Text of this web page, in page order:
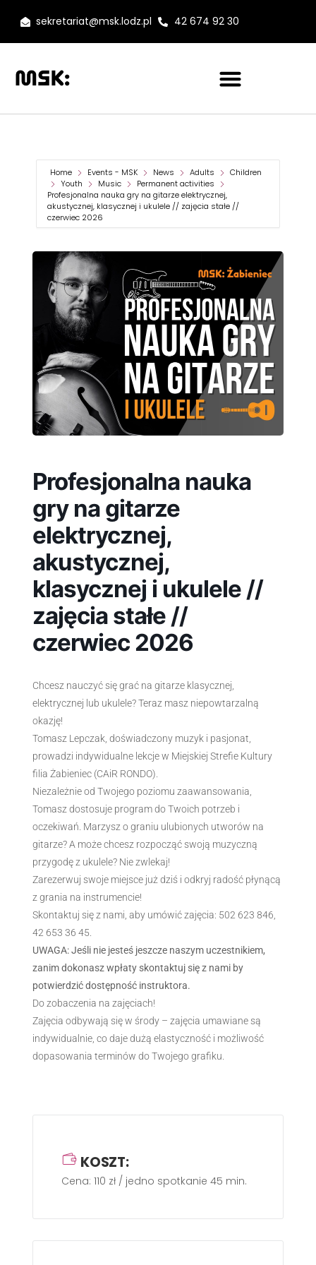
sekretariat@msk.lodz.pl 42 674 92 30
Home Events - MSK News Adults
Children
Youth
Music
Permanent activities
Profesjonalna nauka gry na gitarze elektrycznej,
akustycznej, klasycznej i ukulele // zajęcia stałe //
czerwiec 2026
Profesjonalna nauka
gry na gitarze
elektrycznej,
akustycznej,
klasycznej i ukulele //
zajęcia stałe //
czerwiec 2026
Chcesz nauczyć się grać na gitarze klasycznej,
elektrycznej lub ukulele? Teraz masz niepowtarzalną
okazję!
Tomasz Lepczak, doświadczony muzyk i pasjonat,
prowadzi indywidualne lekcje w Miejskiej Strefie Kultury
filia Żabieniec (CAiR RONDO).
Niezależnie od Twojego poziomu zaawansowania,
Tomasz dostosuje program do Twoich potrzeb i
oczekiwań. Marzysz o graniu ulubionych utworów na
gitarze? A może chcesz rozpocząć swoją muzyczną
przygodę z ukulele? Nie zwlekaj!
Zarezerwuj swoje miejsce już dziś i odkryj radość płynącą
z grania na instrumencie!
Skontaktuj się z nami, aby umówić zajęcia: 502 623 846,
42 653 36 45.
UWAGA: Jeśli nie jesteś jeszcze naszym uczestnikiem,
zanim dokonasz wpłaty skontaktuj się z nami by
potwierdzić dostępność instruktora.
Do zobaczenia na zajęciach!
Zajęcia odbywają się w środy – zajęcia umawiane są
indywidualnie, co daje dużą elastyczność i możliwość
dopasowania terminów do Twojego grafiku.
KOSZT:
Cena: 110 zł / jedno spotkanie 45 min.